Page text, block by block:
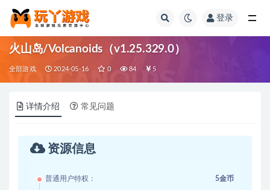
登录
火山岛/Volcanoids（v1.25.329.0）
全部游戏 2024-05-16 0 84 5
详情介绍 常见问题
资源信息
普通用户特权： 5金币